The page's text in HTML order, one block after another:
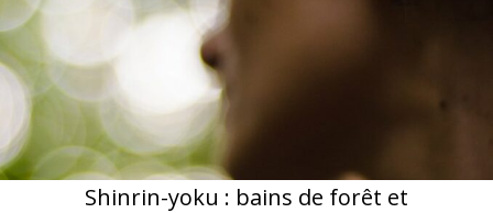
Shinrin-yoku : bains de forêt et